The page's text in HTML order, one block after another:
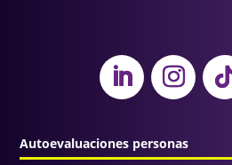
Autoevaluaciones personas